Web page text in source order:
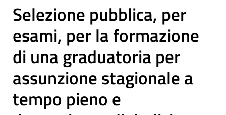
Selezione pubblica, per
esami, per la formazione
di una graduatoria per
assunzione stagionale a
tempo pieno e